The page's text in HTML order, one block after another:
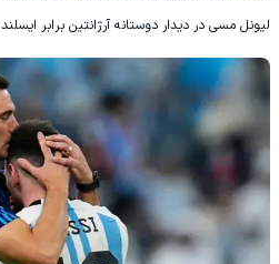
لیونل مسی در دیدار دوستانه آرژانتین برابر